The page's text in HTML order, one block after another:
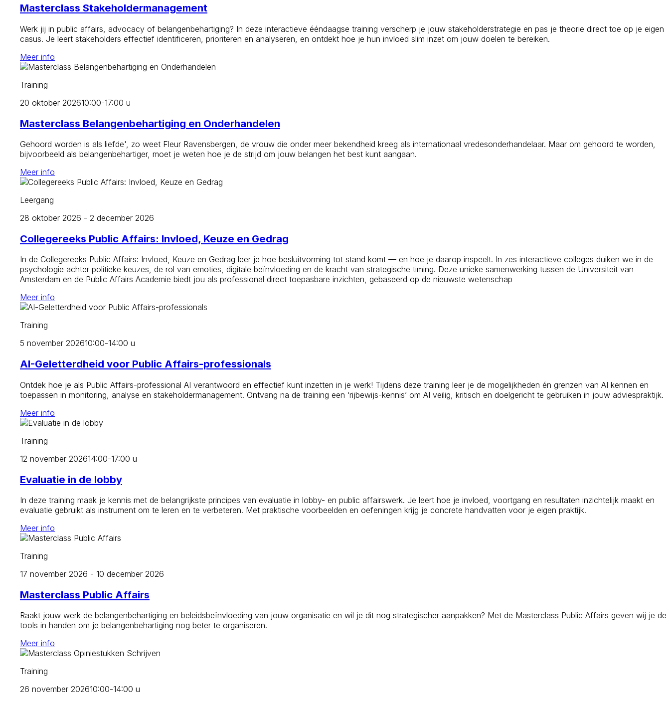
Masterclass Stakeholdermanagement
Werk jij in public affairs, advocacy of belangenbehartiging? In deze interactieve ééndaagse training verscherp je jouw stakeholderstrategie en pas je theorie direct toe op je eigen
casus. Je leert stakeholders effectief identificeren, prioriteren en analyseren, en ontdekt hoe je hun invloed slim inzet om jouw doelen te bereiken.
Meer info
Training
20 oktober 202610:00-17:00 u
Masterclass Belangenbehartiging en Onderhandelen
Gehoord worden is als liefde', zo weet Fleur Ravensbergen, de vrouw die onder meer bekendheid kreeg als internationaal vredesonderhandelaar. Maar om gehoord te worden,
bijvoorbeeld als belangenbehartiger, moet je weten hoe je de strijd om jouw belangen het best kunt aangaan.
Meer info
Leergang
28 oktober 2026 - 2 december 2026
Collegereeks Public Affairs: Invloed, Keuze en Gedrag
In de Collegereeks Public Affairs: Invloed, Keuze en Gedrag leer je hoe besluitvorming tot stand komt — en hoe je daarop inspeelt. In zes interactieve colleges duiken we in de
psychologie achter politieke keuzes, de rol van emoties, digitale beïnvloeding en de kracht van strategische timing. Deze unieke samenwerking tussen de Universiteit van
Amsterdam en de Public Affairs Academie biedt jou als professional direct toepasbare inzichten, gebaseerd op de nieuwste wetenschap
Meer info
Training
5 november 202610:00-14:00 u
AI-Geletterdheid voor Public Affairs-professionals
Ontdek hoe je als Public Affairs-professional AI verantwoord en effectief kunt inzetten in je werk! Tijdens deze training leer je de mogelijkheden én grenzen van AI kennen en
toepassen in monitoring, analyse en stakeholdermanagement. Ontvang na de training een ‘rijbewijs-kennis’ om AI veilig, kritisch en doelgericht te gebruiken in jouw adviespraktijk.
Meer info
Training
12 november 202614:00-17:00 u
Evaluatie in de lobby
In deze training maak je kennis met de belangrijkste principes van evaluatie in lobby- en public affairswerk. Je leert hoe je invloed, voortgang en resultaten inzichtelijk maakt en
evaluatie gebruikt als instrument om te leren en te verbeteren. Met praktische voorbeelden en oefeningen krijg je concrete handvatten voor je eigen praktijk.
Meer info
Training
17 november 2026 - 10 december 2026
Masterclass Public Affairs
Raakt jouw werk de belangenbehartiging en beleidsbeïnvloeding van jouw organisatie en wil je dit nog strategischer aanpakken? Met de Masterclass Public Affairs geven wij je de
tools in handen om je belangenbehartiging nog beter te organiseren.
Meer info
Training
26 november 202610:00-14:00 u